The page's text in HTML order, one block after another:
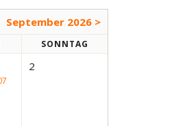
September 2026 >
SONNTAG
2